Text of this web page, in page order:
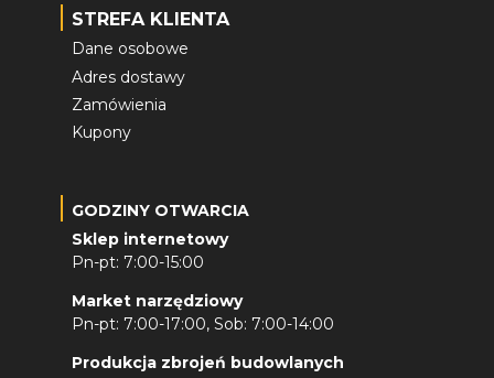
STREFA KLIENTA
Dane osobowe
Adres dostawy
Zamówienia
Kupony
GODZINY OTWARCIA
Sklep internetowy
Pn-pt: 7:00-15:00
Market narzędziowy
Pn-pt: 7:00-17:00, Sob: 7:00-14:00
Produkcja zbrojeń budowlanych